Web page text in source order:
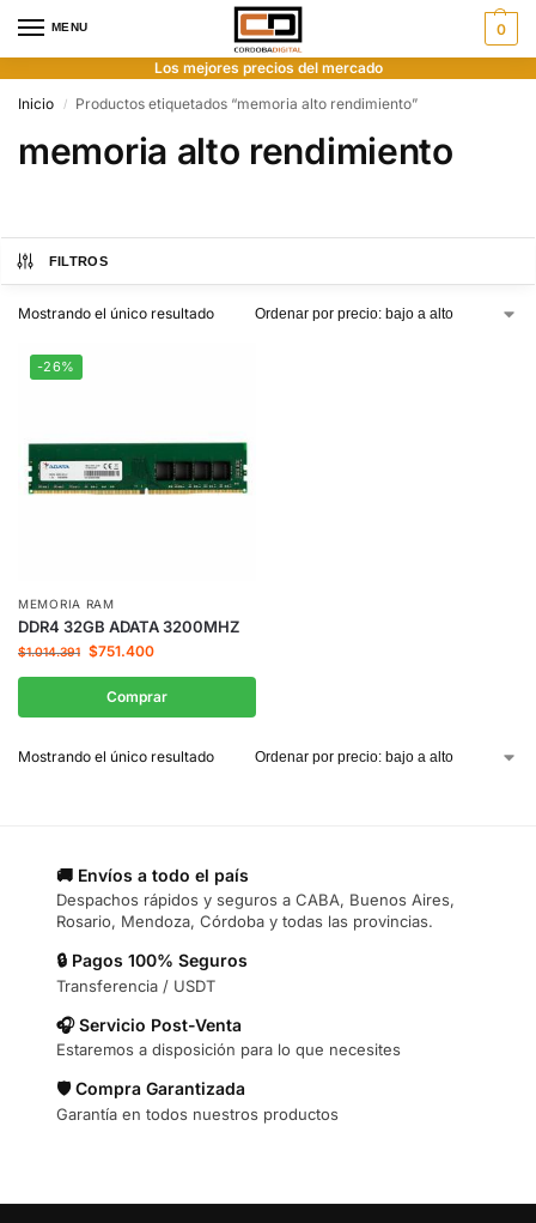
MENU 0
Los mejores precios del mercado
Inicio
/ Productos etiquetados “memoria alto rendimiento”
memoria alto rendimiento
FILTROS
Mostrando el único resultado
-26%
MEMORIA RAM
DDR4 32GB ADATA 3200MHZ
$1.014.391 $751.400
Comprar
Mostrando el único resultado
🚚 Envíos a todo el país
Despachos rápidos y seguros a CABA, Buenos Aires,
Rosario, Mendoza, Córdoba y todas las provincias.
🔒 Pagos 100% Seguros
Transferencia / USDT
🎧 Servicio Post-Venta
Estaremos a disposición para lo que necesites
🛡️ Compra Garantizada
Garantía en todos nuestros productos